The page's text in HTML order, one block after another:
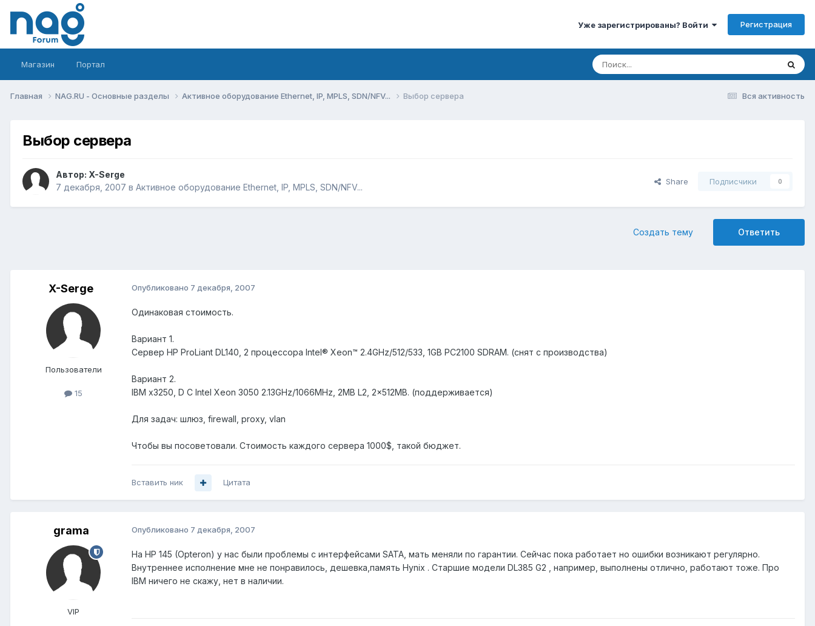
Уже зарегистрированы? Войти Регистрация
Магазин Портал
Вся активность
Главная NAG.RU - Основные разделы Активное оборудование Ethernet, IP, MPLS, SDN/NFV... Выбор сервера
Выбор сервера
Автор: X-Serge
7 декабря, 2007 в Активное оборудование Ethernet, IP, MPLS, SDN/NFV...
Share Подписчики 0
Ответить
Создать тему
X-Serge
Пользователи
15
Опубликовано 7 декабря, 2007
Одинаковая стоимость.
Вариант 1.
Сервер HP ProLiant DL140, 2 процессора Intel® Xeon™ 2.4GHz/512/533, 1GB PC2100 SDRAM. (снят с производства)
Вариант 2.
IBM x3250, D C Intel Xeon 3050 2.13GHz/1066MHz, 2MB L2, 2x512MB. (поддерживается)
Для задач: шлюз, firewall, proxy, vlan
Чтобы вы посоветовали. Стоимость каждого сервера 1000$, такой бюджет.
Вставить ник Цитата
grama
VIP
Опубликовано 7 декабря, 2007
На HP 145 (Opteron) у нас были проблемы с интерфейсами SATA, мать меняли по гарантии. Сейчас пока работает но ошибки возникают регулярно.
Внутреннее исполнение мне не понравилось, дешевка,память Hynix . Старшие модели DL385 G2 , например, выполнены отлично, работают тоже. Про
IBM ничего не скажу, нет в наличии.